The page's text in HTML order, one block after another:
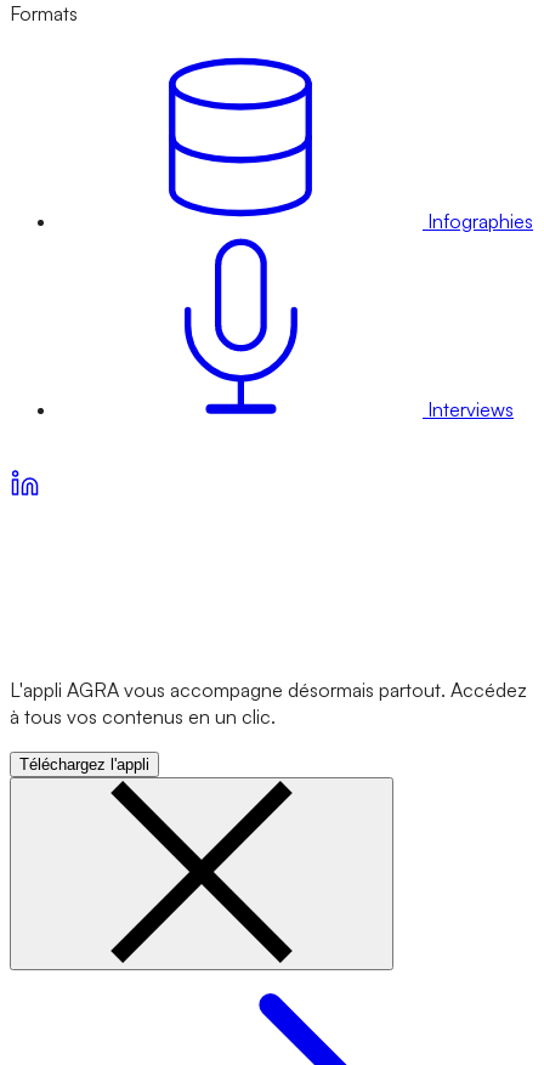
Formats
Infographies
Interviews
L'appli AGRA vous accompagne désormais partout. Accédez
à tous vos contenus en un clic.
Téléchargez l'appli